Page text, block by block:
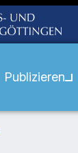
Publizieren